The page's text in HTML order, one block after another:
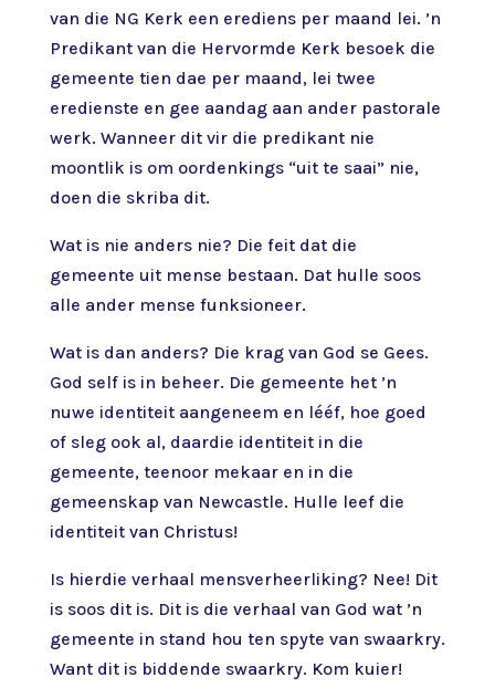
van die NG Kerk een erediens per maand lei. ’n
Predikant van die Hervormde Kerk besoek die
gemeente tien dae per maand, lei twee
eredienste en gee aandag aan ander pastorale
werk. Wanneer dit vir die predikant nie
moontlik is om oordenkings “uit te saai” nie,
doen die skriba dit.
Wat is nie anders nie? Die feit dat die
gemeente uit mense bestaan. Dat hulle soos
alle ander mense funksioneer.
Wat is dan anders? Die krag van God se Gees.
God self is in beheer. Die gemeente het ’n
nuwe identiteit aangeneem en lééf, hoe goed
of sleg ook al, daardie identiteit in die
gemeente, teenoor mekaar en in die
gemeenskap van Newcastle. Hulle leef die
identiteit van Christus!
Is hierdie verhaal mensverheerliking? Nee! Dit
is soos dit is. Dit is die verhaal van God wat ’n
gemeente in stand hou ten spyte van swaarkry.
Want dit is biddende swaarkry. Kom kuier!